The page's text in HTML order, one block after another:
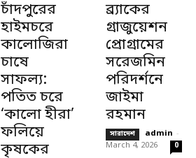
চাঁদপুরের
হাইমচরে
কালোজিরা
চাষে
সাফল্য:
পতিত চরে
‘কালো হীরা’
ফলিয়ে
কৃষকের
ব্র্যাকের
গ্রাজুয়েশন
প্রোগ্রামের
সরেজমিন
পরিদর্শনে
জাইমা
রহমান
সারাদেশ admin -
March 4, 2026
0